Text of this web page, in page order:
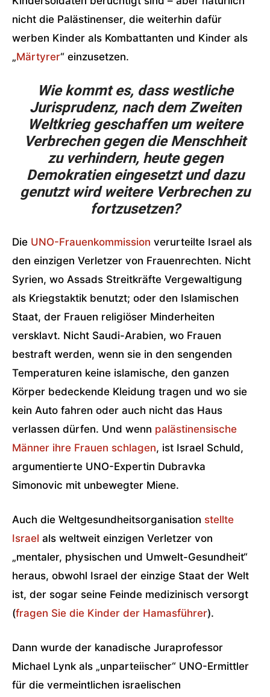
nicht die Palästinenser, die weiterhin dafür
werben Kinder als Kombattanten und Kinder als
„Märtyrer“ einzusetzen.
Wie kommt es, dass westliche
Jurisprudenz, nach dem Zweiten
Weltkrieg geschaffen um weitere
Verbrechen gegen die Menschheit
zu verhindern, heute gegen
Demokratien eingesetzt und dazu
genutzt wird weitere Verbrechen zu
fortzusetzen?
Die UNO-Frauenkommission verurteilte Israel als
den einzigen Verletzer von Frauenrechten. Nicht
Syrien, wo Assads Streitkräfte Vergewaltigung
als Kriegstaktik benutzt; oder den Islamischen
Staat, der Frauen religiöser Minderheiten
versklavt. Nicht Saudi-Arabien, wo Frauen
bestraft werden, wenn sie in den sengenden
Temperaturen keine islamische, den ganzen
Körper bedeckende Kleidung tragen und wo sie
kein Auto fahren oder auch nicht das Haus
verlassen dürfen. Und wenn palästinensische
Männer ihre Frauen schlagen, ist Israel Schuld,
argumentierte UNO-Expertin Dubravka
Simonovic mit unbewegter Miene.
Auch die Weltgesundheitsorganisation stellte
Israel als weltweit einzigen Verletzer von
„mentaler, physischen und Umwelt-Gesundheit“
heraus, obwohl Israel der einzige Staat der Welt
ist, der sogar seine Feinde medizinisch versorgt
(fragen Sie die Kinder der Hamasführer).
Dann wurde der kanadische Juraprofessor
Michael Lynk als „unparteiischer“ UNO-Ermittler
für die vermeintlichen israelischen